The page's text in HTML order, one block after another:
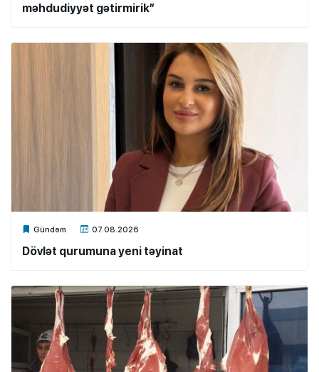
məhdudiyyət gətirmirik”
Gündəm 07.08.2026
Xalq.Online
Dövlət qurumuna yeni təyinat